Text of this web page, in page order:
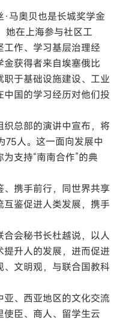
奥贝也是长城奖学金
她在上海参与社区工
作、学习基层治理经
获得者来自埃塞俄比
于基础设施建设、工业
国的学习经历对他们投
总部的演讲中宣布，将
75人。这一面向发展中
支持“南南合作”的典
携手前行，同世界共享
鉴促进人类发展，携手
会秘书长杜越说，以人
升人的发展，进而促进
文明观，与联合国教科
、西亚地区的文化交流
臣、商人、留学生云